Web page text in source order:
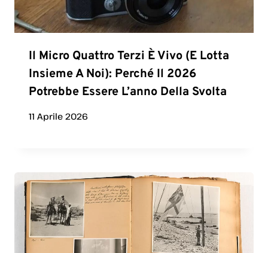
Il Micro Quattro Terzi È Vivo (e Lotta
Insieme A Noi): Perché Il 2026
Potrebbe Essere L’anno Della Svolta
11 Aprile 2026